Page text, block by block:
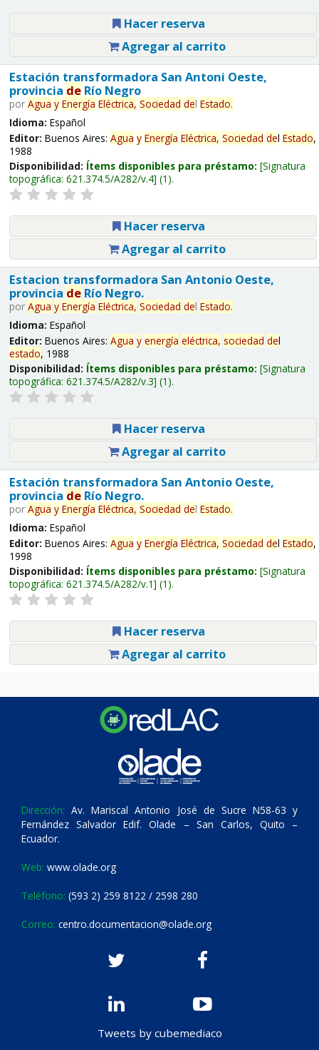
Hacer reserva
Agregar al carrito
Estación transformadora San Antoni Oeste,
provincia deRío Negro
por Agua y Energía Eléctrica, Sociedad del Estado.
Idioma: Español
Editor: Buenos Aires: Agua y Energía Eléctrica, Sociedad del Estado,
1988
Disponibilidad: Ítems disponibles para préstamo: Signatura
topográfica: 621.374.5/A282/v.4 (1).
Hacer reserva
Agregar al carrito
Estacion transformadora San Antonio Oeste,
provincia deRío Negro.
por Agua y Energía Eléctrica, Sociedad del Estado.
Idioma: Español
Editor: Buenos Aires: Agua y energía eléctrica, sociedad del
estado, 1988
Disponibilidad: Ítems disponibles para préstamo: Signatura
topográfica: 621.374.5/A282/v.3 (1).
Hacer reserva
Agregar al carrito
Estación transformadora San Antonio Oeste,
provincia deRío Negro.
por Agua y Energía Eléctrica, Sociedad del Estado.
Idioma: Español
Editor: Buenos Aires: Agua y Energía Eléctrica, Sociedad del Estado,
1998
Disponibilidad: Ítems disponibles para préstamo: Signatura
topográfica: 621.374.5/A282/v.1 (1).
Hacer reserva
Agregar al carrito
Dirección: Av. Mariscal Antonio José de Sucre N58-63 y
Fernández Salvador Edif. Olade – San Carlos, Quito –
Ecuador.
Web: www.olade.org
Teléfono: (593 2) 259 8122 / 2598 280
Correo: centro.documentacion@olade.org
Tweets by cubemediaco